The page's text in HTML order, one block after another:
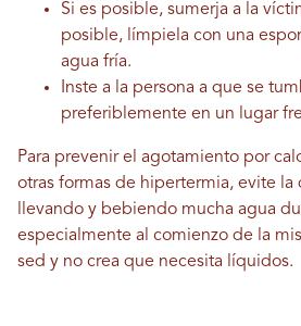
Si es posible, sumerja a la
posible, límpiela con una
agua fría.
Inste a la persona a que se
preferiblemente en un lugar
Para prevenir el agotamiento por
otras formas de hipertermia, evite la
llevando y bebiendo mucha agua
especialmente al comienzo de la
sed y no crea que necesita líquidos.